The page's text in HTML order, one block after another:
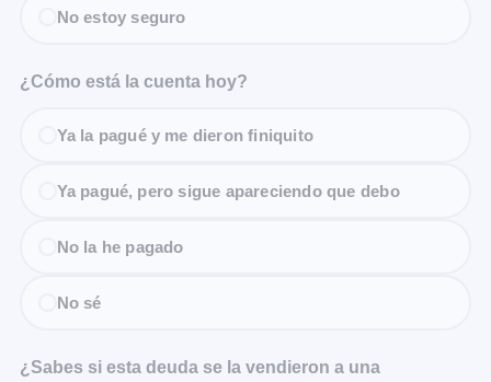
No estoy seguro
¿Cómo está la cuenta hoy?
Ya la pagué y me dieron finiquito
Ya pagué, pero sigue apareciendo que debo
No la he pagado
No sé
¿Sabes si esta deuda se la vendieron a una